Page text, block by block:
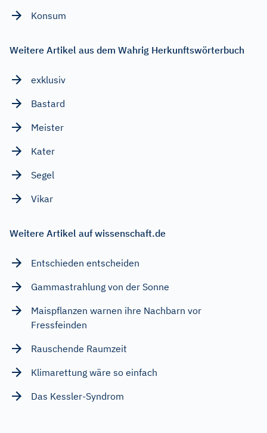
Konsum
Weitere Artikel aus dem Wahrig Herkunftswörterbuch
exklusiv
Bastard
Meister
Kater
Segel
Vikar
Weitere Artikel auf wissenschaft.de
Entschieden entscheiden
Gammastrahlung von der Sonne
Maispflanzen warnen ihre Nachbarn vor
Fressfeinden
Rauschende Raumzeit
Klimarettung wäre so einfach
Das Kessler-Syndrom